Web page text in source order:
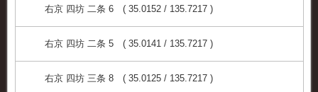
右京 四坊 二条 6 ( 35.0152 / 135.7217 )
右京 四坊 二条 5 ( 35.0141 / 135.7217 )
右京 四坊 三条 8 ( 35.0125 / 135.7217 )